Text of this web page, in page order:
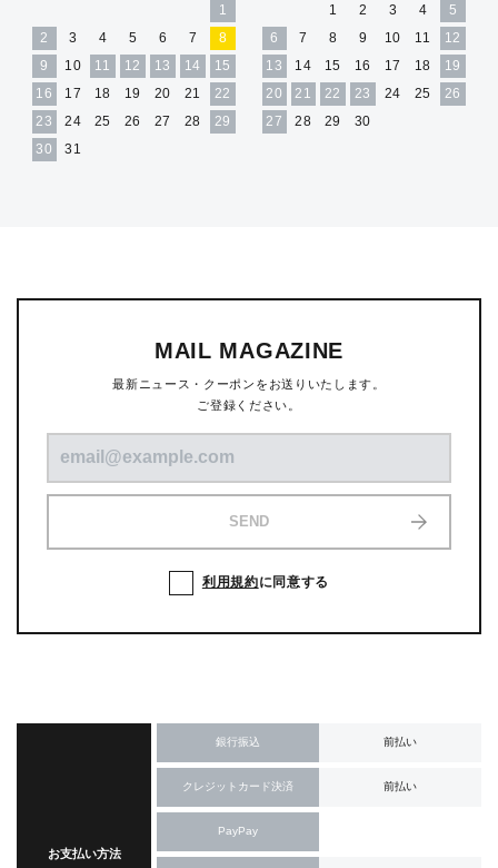
1
2
3 4 5 6 7
8
9
10 11 12 13 14
15
16
17 18 19 20 21
22
23
24 25 26 27 28
29
30
31
1
2 3 4
5
6
7 8 9 10 11
12
13
14 15 16 17 18
19
20
21 22 23 24 25
26
27
28 29 30
MAIL MAGAZINE
最新ニュース・クーポンをお送りいたします。
ご登録ください。
SEND
利用規約に同意する
お支払い方法
銀行振込 前払い
クレジットカード決済 前払い
PayPay